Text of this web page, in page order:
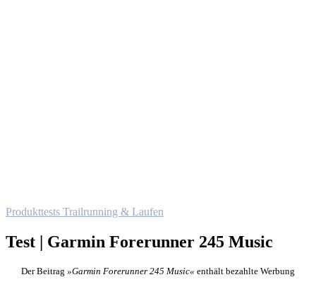
Produkttests Trailrunning & Laufen
Test | Garmin Forerunner 245 Music
Der Beitrag »Garmin Forerunner 245 Music« enthält bezahlte Werbung